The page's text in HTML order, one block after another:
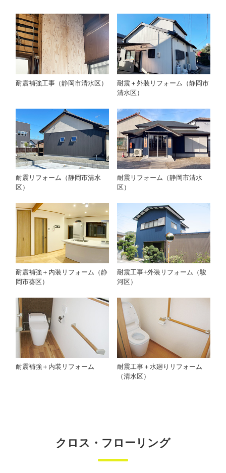
耐震補強工事（静岡市清水区）
耐震＋外装リフォーム（静岡市
清水区）
耐震リフォーム（静岡市清水
区）
耐震リフォーム（静岡市清水
区）
耐震補強＋内装リフォーム（静
岡市葵区）
耐震工事+外装リフォーム（駿
河区）
耐震補強＋内装リフォーム
耐震工事＋水廻りリフォーム
（清水区）
クロス・フローリング